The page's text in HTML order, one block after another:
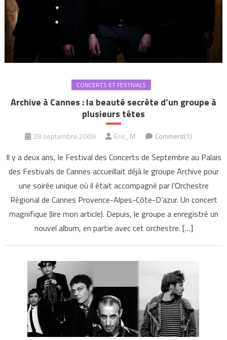
CONCERTS ET FESTIVALS
Archive à Cannes : la beauté secrète d’un groupe à
plusieurs têtes
28 septembre 2009 Eric_M Comment(1)
Il y a deux ans, le Festival des Concerts de Septembre au Palais
des Festivals de Cannes accueillait déjà le groupe Archive pour
une soirée unique où il était accompagné par l’Orchestre
Régional de Cannes Provence-Alpes-Côte-D’azur. Un concert
magnifique (lire mon article). Depuis, le groupe a enregistré un
nouvel album, en partie avec cet orchestre. […]